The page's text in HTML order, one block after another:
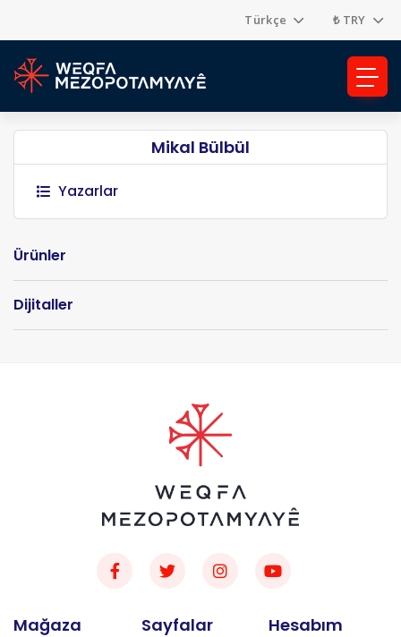
Türkçe ₺ TRY
Mikal Bülbül
Yazarlar
Ürünler
Dijitaller
Mağaza Sayfalar Hesabım